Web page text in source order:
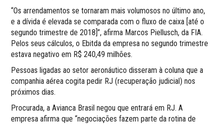
“Os arrendamentos se tornaram mais volumosos no último ano,
e a dívida é elevada se comparada com o fluxo de caixa [até o
segundo trimestre de 2018]”, afirma Marcos Piellusch, da FIA.
Pelos seus cálculos, o Ebitda da empresa no segundo trimestre
estava negativo em R$ 240,49 milhões.
Pessoas ligadas ao setor aeronáutico disseram à coluna que a
companhia aérea cogita pedir RJ (recuperação judicial) nos
próximos dias.
Procurada, a Avianca Brasil negou que entrará em RJ. A
empresa afirma que “negociações fazem parte da rotina de